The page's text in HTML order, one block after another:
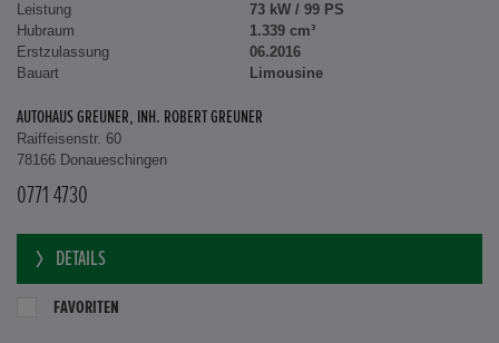
Leistung
73 kW / 99 PS
Hubraum
1.339 cm³
Erstzulassung
06.2016
Bauart
Limousine
AUTOHAUS GREUNER, INH. ROBERT GREUNER
Raiffeisenstr. 60
78166 Donaueschingen
0771 4730
DETAILS
FAVORITEN